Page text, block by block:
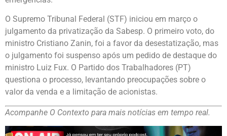
O Supremo Tribunal Federal (STF) iniciou em março o
julgamento da privatização da Sabesp. O primeiro voto, do
ministro Cristiano Zanin, foi a favor da desestatização, mas
o julgamento foi suspenso após um pedido de destaque do
ministro Luiz Fux. O Partido dos Trabalhadores (PT)
questiona o processo, levantando preocupações sobre o
valor da venda e a limitação de acionistas.
Acompanhe O Contexto para mais notícias em tempo real.